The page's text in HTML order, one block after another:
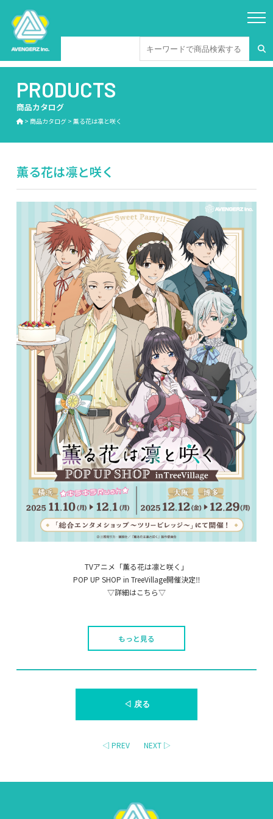
PRODUCTS
商品カタログ
> 商品カタログ> 薫る花は凛と咲く
薫る花は凛と咲く
TVアニメ「薫る花は凛と咲く」
POP UP SHOP in TreeVillage開催決定‼️
▽詳細はこちら▽
もっと見る
◁ 戻る
◁ PREV NEXT ▷